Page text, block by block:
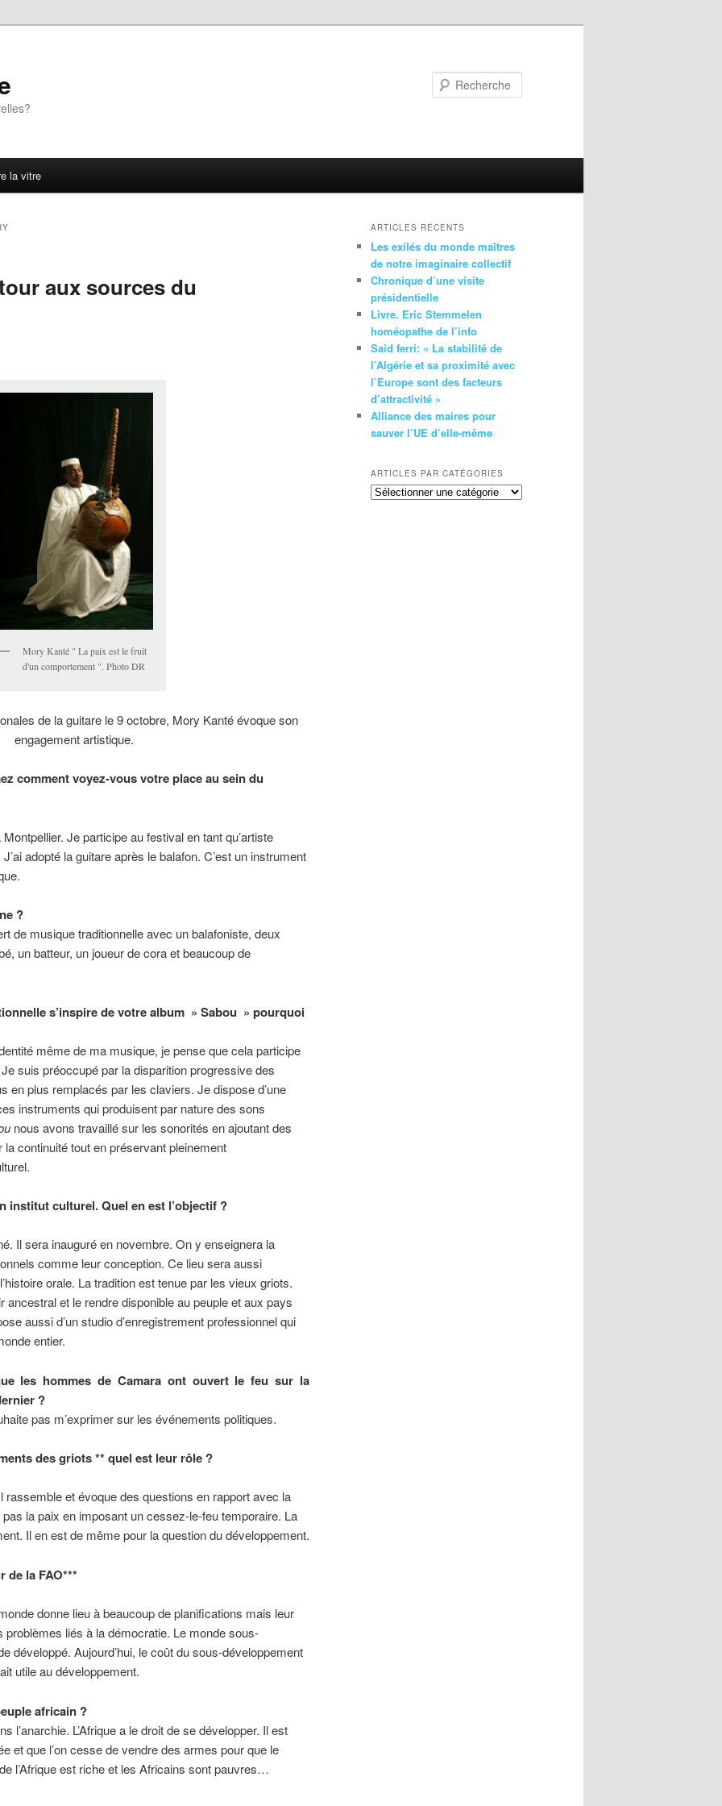
la vitre
aux sources du
Mory Kanté " La paix est le fruit
d'un comportement ". Photo DR
de la guitare le 9 octobre, Mory Kanté évoque son
engagement artistique.
comment voyez-vous votre place au sein du
Je participe au festival en tant qu’artiste
adopté la guitare après le balafon. C’est un instrument
?
de musique traditionnelle avec un balafoniste, deux
un batteur, un joueur de cora et beaucoup de
s’inspire de votre album » Sabou » pourquoi
même de ma musique, je pense que cela participe
Je suis préoccupé par la disparition progressive des
en plus remplacés par les claviers. Je dispose d’une
instruments qui produisent par nature des sons
nous avons travaillé sur les sonorités en ajoutant des
continuité tout en préservant pleinement
institut culturel. Quel en est l’objectif ?
Il sera inauguré en novembre. On y enseignera la
comme leur conception. Ce lieu sera aussi
orale. La tradition est tenue par les vieux griots.
ancestral et le rendre disponible au peuple et aux pays
aussi d’un studio d’enregistrement professionnel qui
entier.
les hommes de Camara ont ouvert le feu sur la
?
pas m’exprimer sur les événements politiques.
des griots ** quel est leur rôle ?
rassemble et évoque des questions en rapport avec la
pas la paix en imposant un cessez-le-feu temporaire. La
Il en est de même pour la question du développement.
de la FAO***
donne lieu à beaucoup de planifications mais leur
liés à la démocratie. Le monde sous-
développé. Aujourd’hui, le coût du sous-développement
utile au développement.
africain ?
l’anarchie. L’Afrique a le droit de se développer. Il est
et que l’on cesse de vendre des armes pour que le
l’Afrique est riche et les Africains sont pauvres…
ARTICLES RÉCENTS
Les exilés du monde maîtres
de notre imaginaire collectif
Chronique d’une visite
présidentielle
Livre. Eric Stemmelen
homéopathe de l’info
Said ferri: « La stabilité de
l’Algérie et sa proximité avec
l’Europe sont des facteurs
d’attractivité »
Alliance des maires pour
sauver l’UE d’elle-même
ARTICLES PAR CATÉGORIES
Articles